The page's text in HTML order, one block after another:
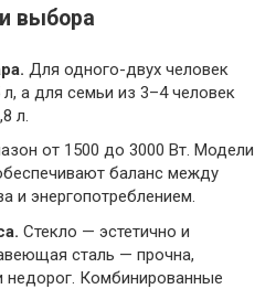
выбора
Для одного-двух человек
а для семьи из 3–4 человек
л.
от 1500 до 3000 Вт. Модели
баланс между
и энергопотреблением.
Стекло — эстетично и
сталь — прочна,
недорог. Комбинированные